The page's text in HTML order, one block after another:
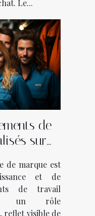
Le...
de
sur
de marque est
et de
de travail
un rôle
reflet visible de